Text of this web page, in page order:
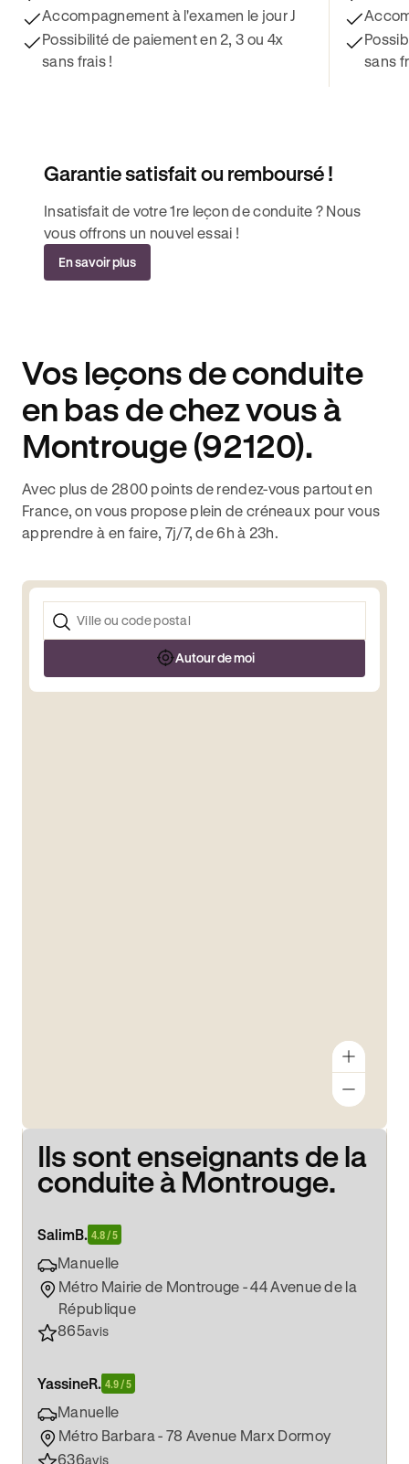
Accompagnement à l'examen le jour J
Possibilité de paiement en 2, 3 ou 4x
sans frais !
sans
Garantie satisfait ou remboursé !
Insatisfait de votre 1re leçon de conduite ? Nous
vous offrons un nouvel essai !
En savoir plus
Vos leçons de conduite
en bas de chez vous à
Montrouge (92120).
Avec plus de 2800 points de rendez-vous partout en
France, on vous propose plein de créneaux pour vous
apprendre à en faire, 7j/7, de 6h à 23h.
Autour de moi
Ils sont enseignants de la
conduite à Montrouge.
SalimB. 4.8 / 5
Manuelle
Métro Mairie de Montrouge - 44 Avenue de la
République
865avis
YassineR. 4.9 / 5
Manuelle
Métro Barbara - 78 Avenue Marx Dormoy
636avis